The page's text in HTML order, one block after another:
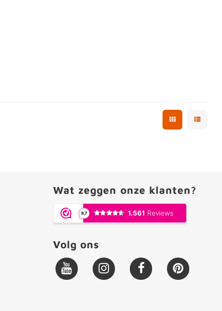
Wat zeggen onze klanten?
Volg ons